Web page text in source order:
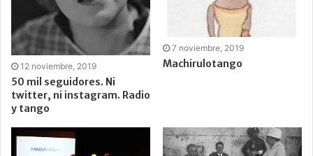
12 noviembre, 2019
50 mil seguidores. Ni
twitter, ni instagram. Radio
y tango
7 noviembre, 2019
Machirulotango